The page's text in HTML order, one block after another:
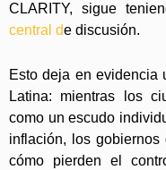
CLARITY, sigue
central de discusión.
Esto deja en evidencia
Latina: mientras los
como un escudo
inflación, los
cómo pierden el